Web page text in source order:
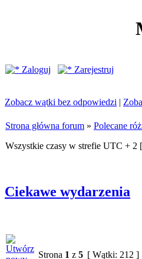
Zaloguj
Zarejestruj
Zobacz wątki bez odpowiedzi |
Strona główna forum » Polecane
Wszystkie czasy w strefie UTC + 2 [
Ciekawe wydarzenia
Strona 1 z 5 [ Wątki: 212 ]